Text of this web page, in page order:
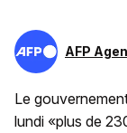
AFP
Le
lundi «plus de